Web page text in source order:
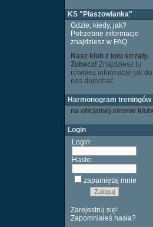
KS "Płaszowianka"
Gdzie, kiedy, jak?
Potrzebne informacje
znajdziesz w FAQ
Nasz klub z lotu strzały.
Zobacz! Znajdziesz tu
również informacje jak do
nas dojechać
Harmonogram treningów
na oficjalnej stronie
Login
Login:
Hasło:
zapamiętaj mnie
Zarejestruj się!
Zapomniałeś hasła?